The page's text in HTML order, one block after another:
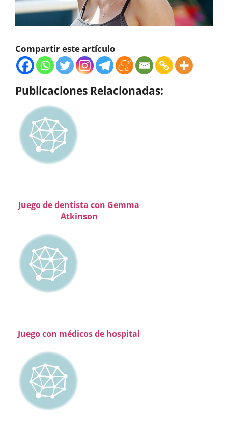
Compartir este artículo
Publicaciones Relacionadas:
Juego de dentista con Gemma
Atkinson
Juego con médicos de hospital